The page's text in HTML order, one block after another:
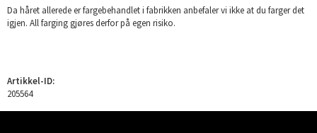
Da håret allerede er fargebehandlet i fabrikken anbefaler vi ikke at du farger det
igjen. All farging gjøres derfor på egen risiko.
Artikkel-ID:
205564